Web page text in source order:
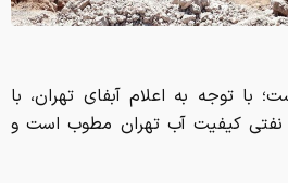
با توجه به اعلام آبفای تهران، با
کیفیت آب تهران مطوب است و